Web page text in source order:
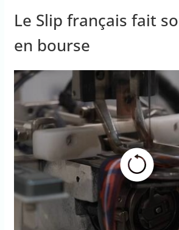
Le Slip français fait
en bourse